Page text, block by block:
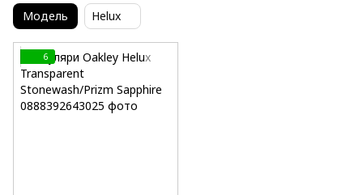
Модель Helux
6